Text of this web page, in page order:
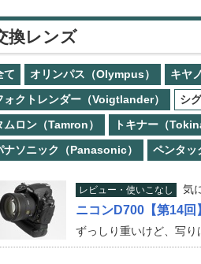
換レンズ
て オリンパス（Olympus）
キヤ
ォクトレンダー（Voigtlander）
シ
ムロン（Tamron）
トキナー（
ナソニック（Panasonic）
ペンタッ
レビュー・使いこなし 気
ニコンD700【第14回
ずっしり重いけど、写